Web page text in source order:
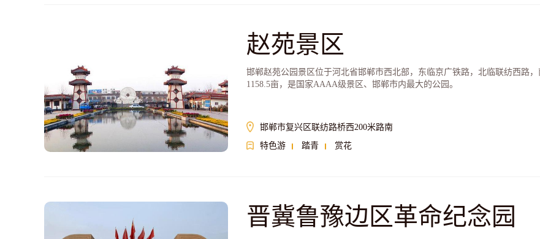
赵苑景区
邯郸赵苑公园景区位于河北省邯郸市西北部，东临京广铁路，北临联纺西路
1158.5亩，是国家AAAA级景区、邯郸市内最大的公园。
邯郸市复兴区联纺路桥西200米路南
特色游
踏青 赏花
晋冀鲁豫边区革命纪念园